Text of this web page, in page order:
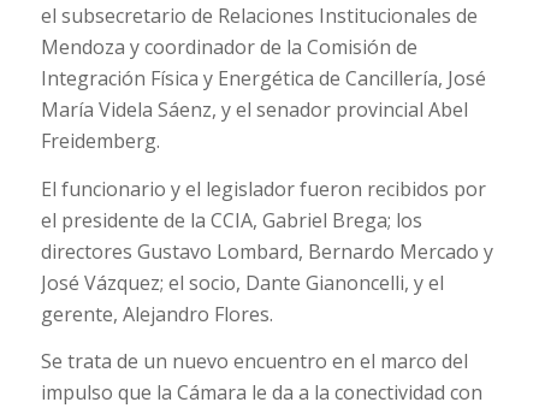
el subsecretario de Relaciones Institucionales de
Mendoza y coordinador de la Comisión de
Integración Física y Energética de Cancillería, José
María Videla Sáenz, y el senador provincial Abel
Freidemberg.
El funcionario y el legislador fueron recibidos por
el presidente de la CCIA, Gabriel Brega; los
directores Gustavo Lombard, Bernardo Mercado y
José Vázquez; el socio, Dante Gianoncelli, y el
gerente, Alejandro Flores.
Se trata de un nuevo encuentro en el marco del
impulso que la Cámara le da a la conectividad con